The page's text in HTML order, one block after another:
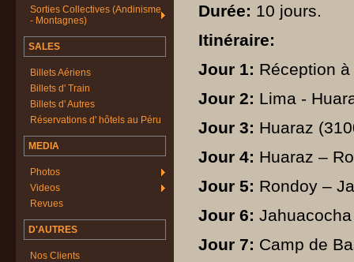
Sorties Collectives (Andinisme
- Montagnes)
SALES
Billets Aériens
Billets d' Train
Billets d' Autres
Réservations d' hôtels au Péru
MEDIA
Photos
Videos
Revues
D'AUTRES
Nos Clients
Durée: 10 jours.
Itinéraire:
Jour 1: Réception
Jour 2: Lima -
Jour 3: Huaraz
Jour 4: Huaraz –
Jour 5: Rondoy –
Jour 6:
Jour 7: Camp de